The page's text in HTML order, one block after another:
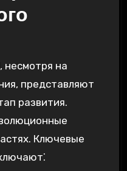
на
представляют
развития.
Ключевые